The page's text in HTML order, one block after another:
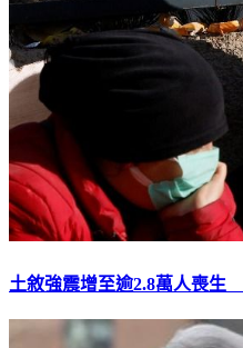
土敘強震增至逾2.8萬人喪生